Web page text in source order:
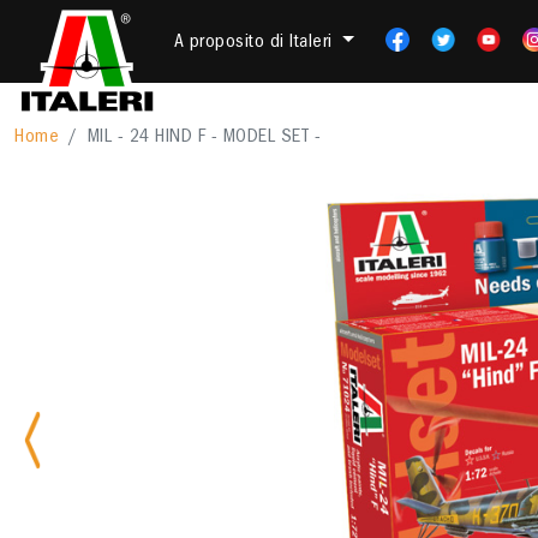
A proposito di Italeri
Home MIL - 24 HIND F - MODEL SET -
Previous